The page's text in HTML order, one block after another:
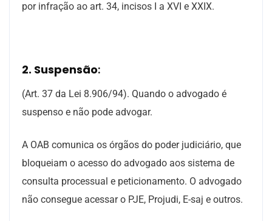
por infração ao art. 34, incisos I a XVI e XXIX.
2. Suspensão:
(Art. 37 da Lei 8.906/94). Quando o advogado é
suspenso e não pode advogar.
A OAB comunica os órgãos do poder judiciário, que
bloqueiam o acesso do advogado aos sistema de
consulta processual e peticionamento. O advogado
não consegue acessar o PJE, Projudi, E-saj e outros.